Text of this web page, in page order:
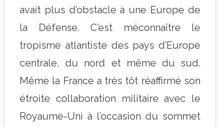
avait plus d’obstacle à une Europe de
la Défense. C’est méconnaître le
tropisme atlantiste des pays d’Europe
centrale, du nord et même du sud.
Même la France a très tôt réaffirmé son
étroite collaboration militaire avec le
Royaume-Uni à l’occasion du sommet